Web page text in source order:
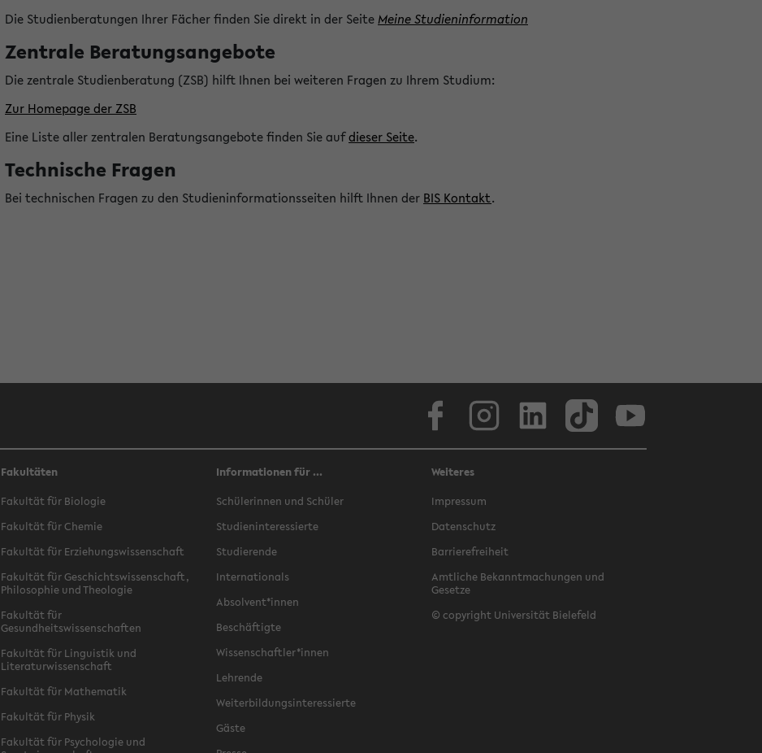
Die Studienberatungen Ihrer Fächer finden Sie direkt in der SeiteMeine Studieninformation
Zentrale Beratungsangebote
Die zentrale Studienberatung (ZSB) hilft Ihnen bei weiteren Fragen zu Ihrem Studium:
Zur Homepage der ZSB
Eine Liste aller zentralen Beratungsangebote finden Sie aufdieser Seite.
Technische Fragen
Bei technischen Fragen zu den Studieninformationsseiten hilft Ihnen der BIS Kontakt.
Fakultäten
Fakultät für Biologie
Fakultät für Chemie
Fakultät für Erziehungswissenschaft
Fakultät für Geschichtswissenschaft,
Philosophie und Theologie
Fakultät für
Gesundheitswissenschaften
Fakultät für Linguistik und
Literaturwissenschaft
Fakultät für Mathematik
Fakultät für Physik
Fakultät für Psychologie und
Informationen für ...
Schülerinnen und Schüler
Studieninteressierte
Studierende
Internationals
Absolvent*innen
Beschäftigte
Wissenschaftler*innen
Lehrende
Weiterbildungsinteressierte
Gäste
Weiteres
Impressum
Datenschutz
Barrierefreiheit
Amtliche Bekanntmachungen und
Gesetze
© copyright Universität Bielefeld